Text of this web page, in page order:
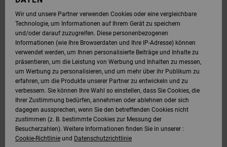
Wir und unsere Partner verwenden Cookies oder eine vergleichbare
Technologie, um Informationen auf Ihrem Gerät zu speichern
und/oder darauf zuzugreifen. Diese personenbezogenen
Informationen (wie Ihre Browserdaten und Ihre IP-Adresse) können
verwendet werden, um Ihnen personalisierte Beiträge und Inhalte zu
präsentieren, um die Leistung von Werbung und Inhalten zu messen,
um Werbung zu personalisieren, und um mehr über ihr Publikum zu
erfahren, um die Produkte unserer Partner zu entwickeln und zu
verbessern. Sie können Ihre Wahl so einstellen, dass Sie Cookies, die
Ihrer Zustimmung bedürfen, annehmen oder ablehnen oder sich
dagegen aussprechen, wenn Sie den betreffenden Cookies nicht
zustimmen (z. B. bestimmte Cookies zur Messung der
Besucherzahlen). Weitere Informationen finden Sie in unserer :
Cookie-Richtlinie und Datenschutzrichtlinie